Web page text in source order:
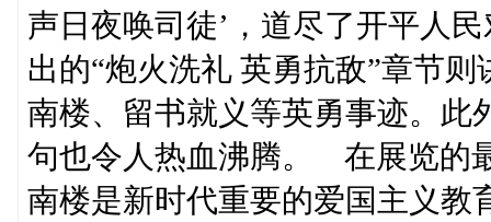
声日夜唤司徒’，道尽了开平人
出的“炮火洗礼 英勇抗敌”章节
南楼、留书就义等英勇事迹。此
句也令人热血沸腾。 在展览的
南楼是新时代重要的爱国主义教